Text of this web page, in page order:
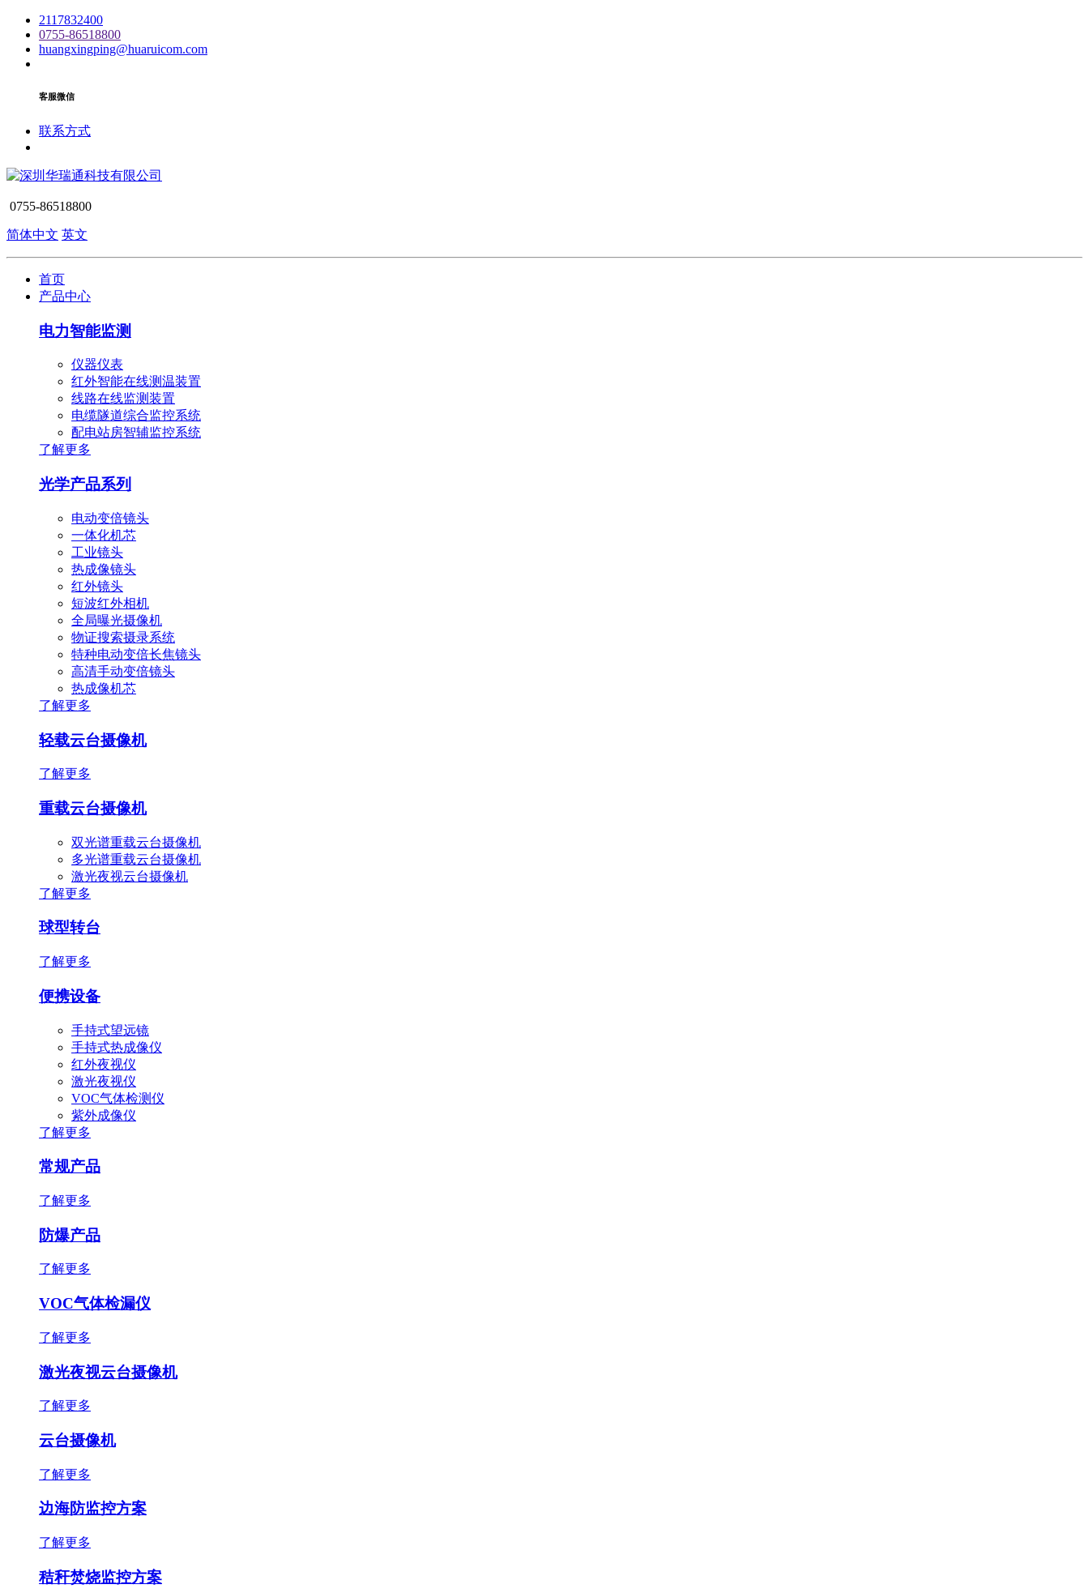
2117832400
0755-86518800
huangxingping@huaruicom.com
客服微信
联系方式
0755-86518800
简体中文 英文
首页
产品中心
电力智能监测
仪器仪表
红外智能在线测温装置
线路在线监测装置
电缆隧道综合监控系统
配电站房智辅监控系统
了解更多
光学产品系列
电动变倍镜头
一体化机芯
工业镜头
热成像镜头
红外镜头
短波红外相机
全局曝光摄像机
物证搜索摄录系统
特种电动变倍长焦镜头
高清手动变倍镜头
热成像机芯
了解更多
轻载云台摄像机
了解更多
重载云台摄像机
双光谱重载云台摄像机
多光谱重载云台摄像机
激光夜视云台摄像机
了解更多
球型转台
了解更多
便携设备
手持式望远镜
手持式热成像仪
红外夜视仪
激光夜视仪
VOC气体检测仪
紫外成像仪
了解更多
常规产品
了解更多
防爆产品
了解更多
VOC气体检漏仪
了解更多
激光夜视云台摄像机
了解更多
云台摄像机
了解更多
边海防监控方案
了解更多
秸秆焚烧监控方案